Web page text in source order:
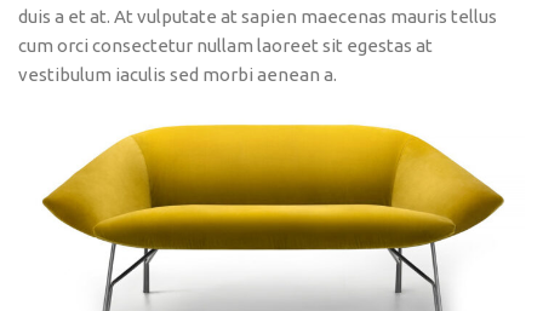
duis a et at. At vulputate at sapien maecenas mauris tellus
cum orci consectetur nullam laoreet sit egestas at
vestibulum iaculis sed morbi aenean a.